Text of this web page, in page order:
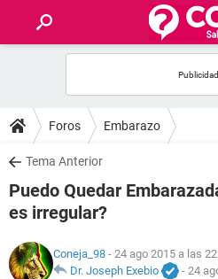
FOROS
SALUD
FAMILIA
NUTRICIÓN
Foros Embarazo
Tema Anterior
Puedo Quedar
es irregular?
Coneja_98 - 24 ago 2015 a las
Dr. Joseph Exebio
- 24